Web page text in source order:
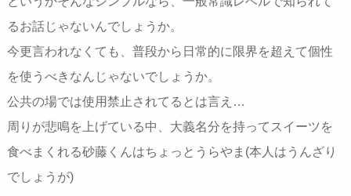
るお話じゃないんでしょうか。
今更言われなくても、普段から日常的に限界を超えて個性
を使うべきなんじゃないでしょうか。
公共の場では使用禁止されてるとは言え…
周りが悲鳴を上げている中、大義名分を持ってスイーツを
食べまくれる砂藤くんはちょっとうらやま(本人はうんざり
でしょうが)